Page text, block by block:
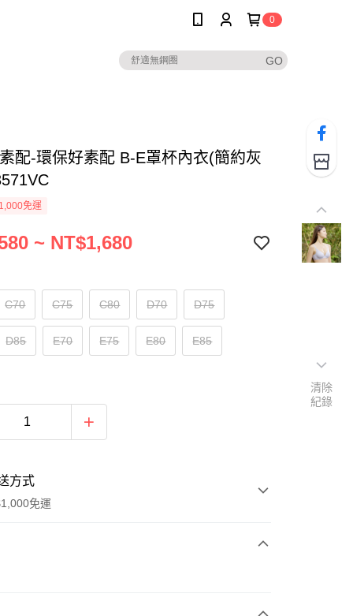
0
配-環保好素配 B-E罩杯內衣(簡約灰
免運
~ NT$1,680
C70 C75 C80 D70 D75
D85 E70 E75 E80 E85
方式
免運
清除
紀錄